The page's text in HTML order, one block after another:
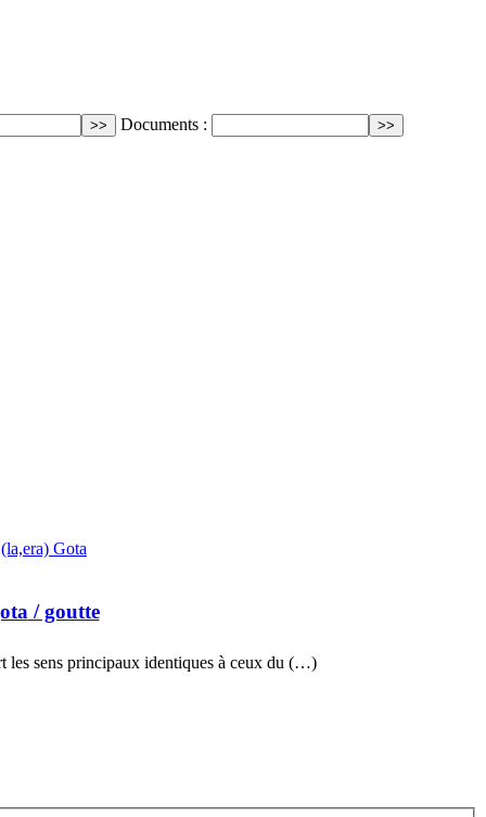
Documents :
(la,era) Gota
/ goutte
les sens principaux identiques à ceux du (…)